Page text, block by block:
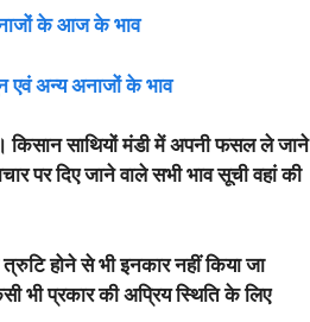
के आज के भाव
अन्य अनाजों के भाव
किसान साथियों मंडी में अपनी फसल ले जाने
पर दिए जाने वाले सभी भाव सूची वहां की
त्रुटि होने से भी इनकार नहीं किया जा
भी प्रकार की अप्रिय स्थिति के लिए